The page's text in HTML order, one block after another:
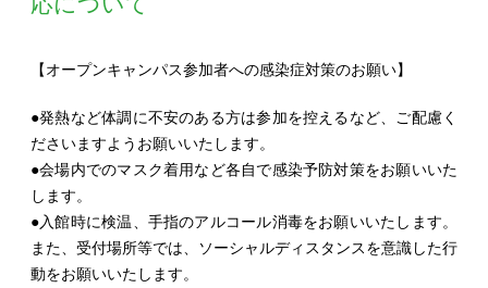
【オープンキャンパス参加者への感染症対策のお願い】
●発熱など体調に不安のある方は参加を控えるなど、ご配慮く
ださいますようお願いいたします。
●会場内でのマスク着用など各自で感染予防対策をお願いいた
します。
●入館時に検温、手指のアルコール消毒をお願いいたします。
また、受付場所等では、ソーシャルディスタンスを意識した行
動をお願いいたします。